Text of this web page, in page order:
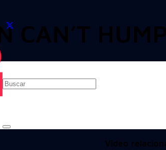
CAN’T
Video